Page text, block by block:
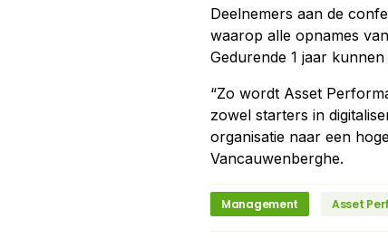
Deelnemers aan de
waarop alle opnames
Gedurende 1 jaar
“Zo wordt Asset
zowel starters in
organisatie naar een
Vancauwenberghe.
Management Asset